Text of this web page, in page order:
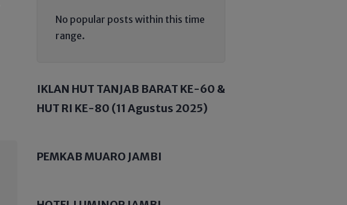
No popular posts within this time
range.
IKLAN HUT TANJAB BARAT KE-60 &
HUT RI KE-80 (11 Agustus 2025)
PEMKAB MUARO JAMBI